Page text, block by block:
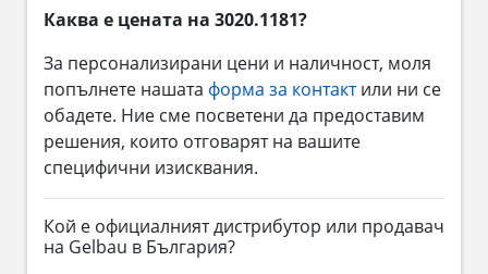
Каква е цената на 3020.1181?
За персонализирани цени и наличност, моля
попълнете нашата форма за контактили ни се
обадете. Ние сме посветени да предоставим
решения, които отговарят на вашите
специфични изисквания.
Кой е официалният дистрибутор или продавач
на Gelbau в България?